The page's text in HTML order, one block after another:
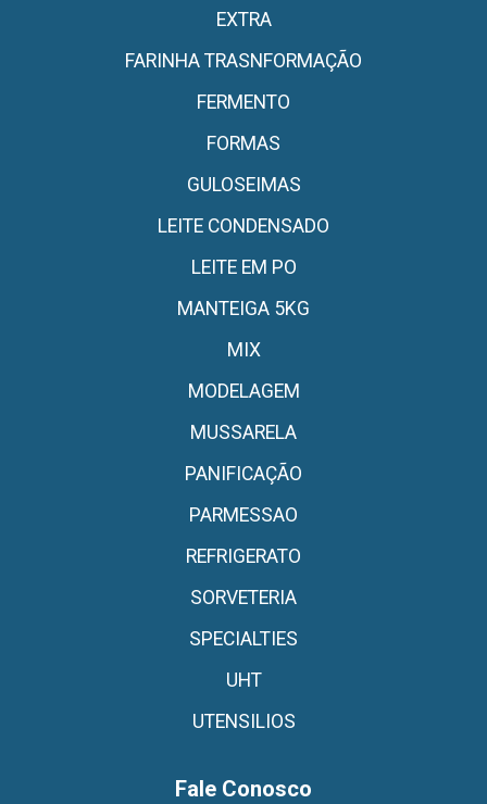
EXTRA
FARINHA TRASNFORMAÇÃO
FERMENTO
FORMAS
GULOSEIMAS
LEITE CONDENSADO
LEITE EM PO
MANTEIGA 5KG
MIX
MODELAGEM
MUSSARELA
PANIFICAÇÃO
PARMESSAO
REFRIGERATO
SORVETERIA
SPECIALTIES
UHT
UTENSILIOS
Fale Conosco